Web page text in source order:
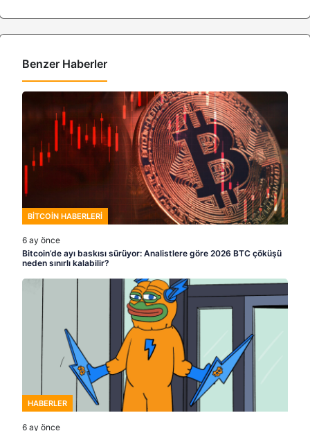
Benzer Haberler
BITCOIN HABERLERI
6 ay önce
Bitcoin’de ayı baskısı sürüyor: Analistlere göre 2026 BTC çöküşü
neden sınırlı kalabilir?
HABERLER
6 ay önce